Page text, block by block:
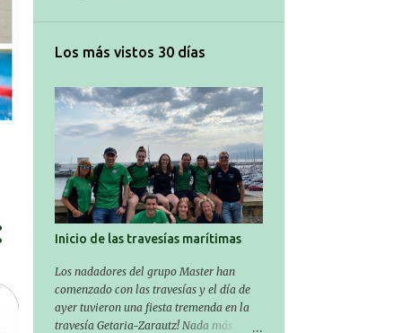
abril 2025
febrero 2025
11
enero 2025
11
diciembre 2024
7
noviembre 2024
7
octubre 2024
septiembre 2024
agosto 2024
julio 2024
Los más vistos 30 días
Inicio de las travesías marítimas
Los nadadores del grupo Master han
comenzado con las travesías y el día de
ayer tuvieron una fiesta tremenda en la
travesía Getaria-Zarautz! Nada más